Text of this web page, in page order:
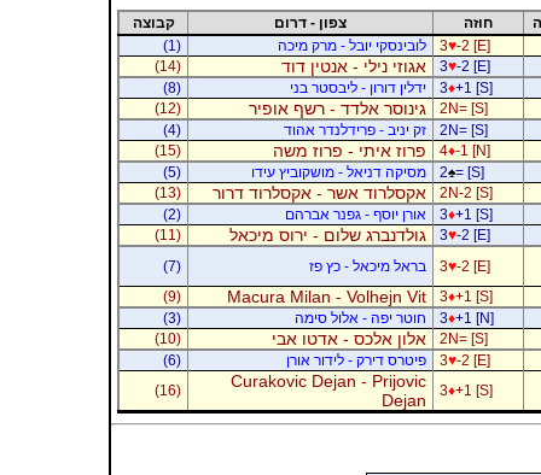
חוזה צפון - דרום
קבוצה
3♥-2 [E] לובינסקי יובל - מרק מיכה
(1)
3♥-2 [E] אגוזי נילי - אנטין דוד
(14)
3♦+1 [S] ידלין דורון - ליבסטר בני
(8)
2N= [S]
גינוסר אלדד - רשף אופיר
(12)
2N= [S]
זק יניב - פרידלנדר אהוד
(4)
4♦-1 [N] פרוז איתי - פרוז משה
(15)
2♠= [S] מסיקה דניאל - מושקוביץ עידו
(5)
2N-2 [S]
אקסלרוד אשר - אקסלרוד דרור
(13)
3♦+1 [S] אורן יוסף - גפנר אברהם
(2)
3♥-2 [E] גולדנברג שלום - ירוס מיכאל
(11)
3♥-2 [E] בראל מיכאל - כץ פז
(7)
3♦+1 [S]
Macura Milan - Volhejn Vit
(9)
3♦+1 [N] חוטר יפה - אלול סימה
(3)
2N= [S]
אלון אלכס - אדטו אבי
(10)
3♥-2 [E] פיטרס דירק - לידור אורן
(6)
3♦+1 [S]
Curakovic Dejan - Prijovic
Dejan
(16)